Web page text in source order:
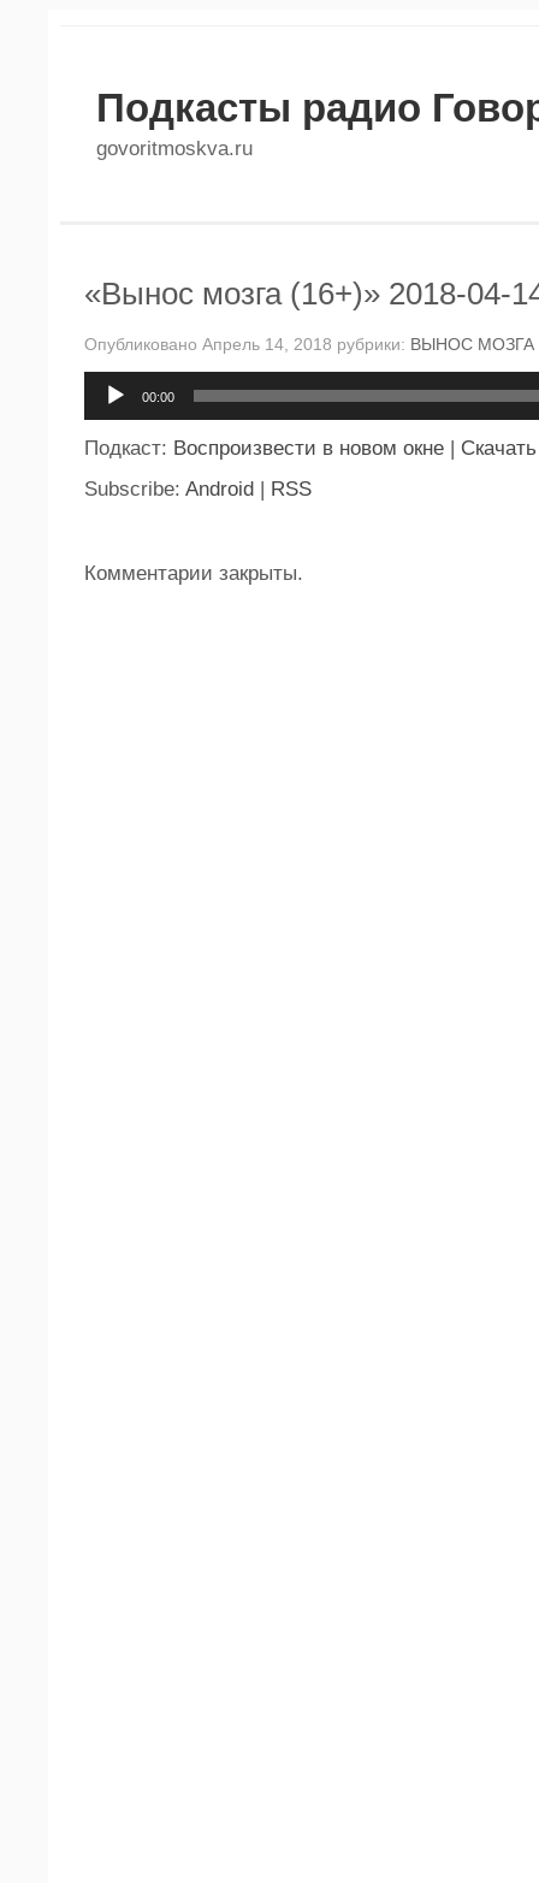
Подкасты радио
govoritmoskva.ru
«Вынос мозга (16+)» 2018-04-
Опубликовано Апрель 14, 2018 рубрики: ВЫНОС МОЗГА
00:00
Подкаст: Воспроизвести в новом окне | Скачать
Subscribe: Android | RSS
Комментарии закрыты.